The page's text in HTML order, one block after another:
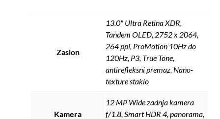
Zaslon
13.0" Ultra Retina XDR,
Tandem OLED, 2752 x 2064,
264 ppi, ProMotion 10Hz do
120Hz, P3, True Tone,
antirefleksni premaz, Nano-
texture staklo
Kamera
12 MP Wide zadnja kamera
f/1.8, Smart HDR 4, panorama,